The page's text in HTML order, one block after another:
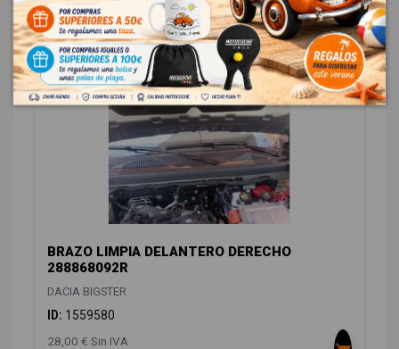
15,70 € Sin IVA
19,00 € Con IVA
BRAZO LIMPIA DELANTERO DERECHO
288868092R
DACIA BIGSTER
ID: 1559580
28,00 € Sin IVA